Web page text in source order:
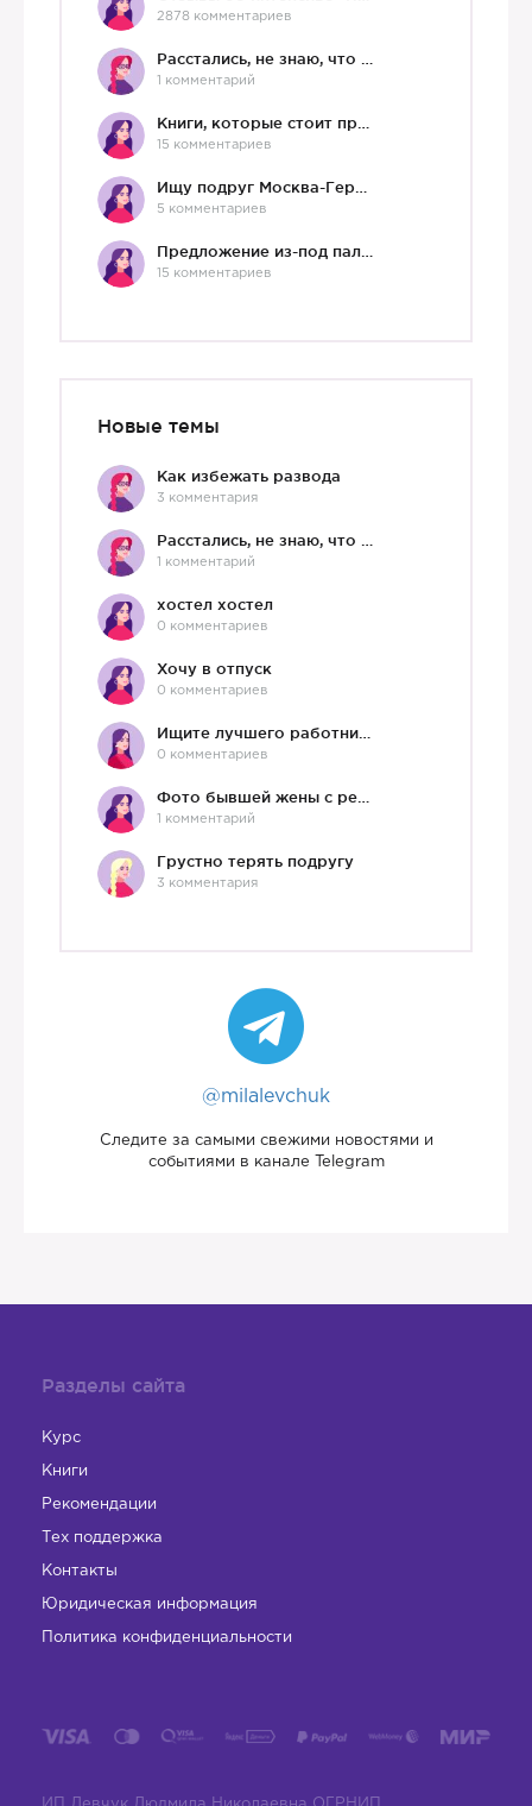
2878 комментариев
1 комментарий
15 комментариев
5 комментариев
15 комментариев
Новые темы
Как избежать развода
3 комментария
1 комментарий
хостел хостел
0 комментариев
Хочу в отпуск
0 комментариев
0 комментариев
1 комментарий
Грустно терять подругу
3 комментария
@milalevchuk
Следите за самыми свежими новостями и
событиями в канале Telegram
Разделы сайта
Курс
Книги
Рекомендации
Тех поддержка
Контакты
Юридическая информация
Политика конфиденциальности